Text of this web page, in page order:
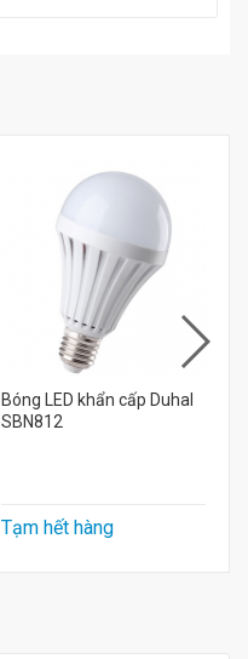
Bóng LED khẩn cấp Duhal
SBN812
Tạm hết hàng